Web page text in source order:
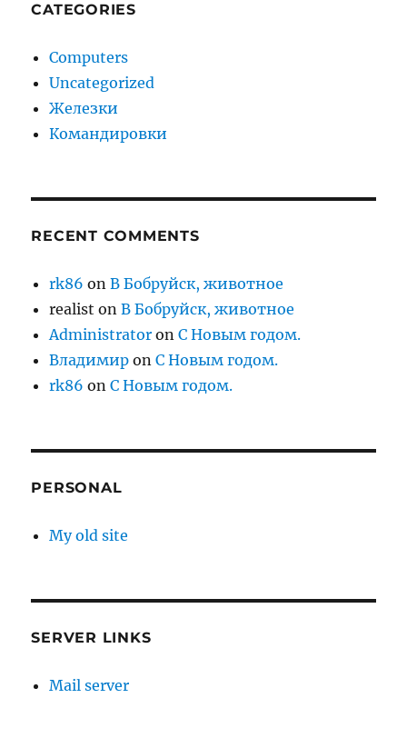
CATEGORIES
Computers
Uncategorized
Железки
Командировки
RECENT COMMENTS
rk86 onВ Бобруйск, животное
realist onВ Бобруйск, животное
Administrator onС Новым годом.
Владимир onС Новым годом.
rk86 onС Новым годом.
PERSONAL
My old site
SERVER LINKS
Mail server